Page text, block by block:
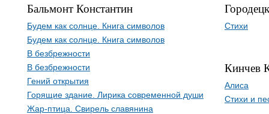
Бальмонт Константин
Будем как солнце. Книга символов
Будем как солнце. Книга символов
В безбрежности
В безбрежности
Гений открытия
Горящие здание. Лирика современной души
Жар-птица. Свирель славянина
Стихи
Кинчев
Алиса
Стихи и